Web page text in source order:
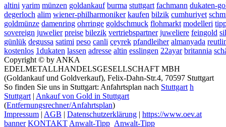
altini yarim münzen goldankauf burma stuttgart fachmann dukaten-
degerloch alim wiener-philharmoniker kaufen bilzik cumhuriyet
goldmünze damenring ohrringe goldschmuck flohmarkt modelleri
sovereign juwelier preise bilezik vertriebspartner juweliere feingold
günlük degussa satimi peso canli çeyrek pfandleiher almanyada
kostenlos 1dukaten lassen adresse altin esslingen 22ayar britannia
Copyright © by ANKA
EDELMETALLHANDELSGESELLSCHAFT MBH
(Goldankauf und Goldverkauf), Felix-Dahn-Str.4, 70597 Stuttgart
So finden Sie uns in Stuttgart: Anfahrtsplan nach Stuttgart h
Stuttgart | Ankauf von Gold in Stuttgart
(Entfernungsrechner/Anfahrtsplan)
Impressum | AGB | Datenschutzerklärung | https://www.oev.at
banner KONTAKT Anwalt-Tipp Anwalt-Tipp